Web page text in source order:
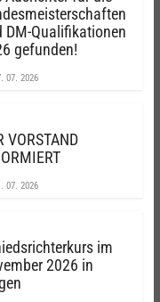
DM-Qualifikationen
gefunden!
07. 2026
VORSTAND
07. 2026
im
2026 in